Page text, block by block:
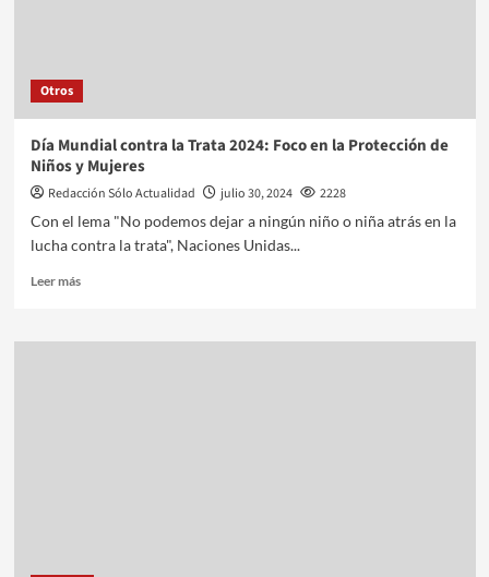
Otros
Día Mundial contra la Trata 2024: Foco en la Protección de
Niños y Mujeres
Redacción Sólo Actualidad julio 30, 2024
2228
Con el lema "No podemos dejar a ningún niño o niña atrás en la
lucha contra la trata", Naciones Unidas...
Leer más